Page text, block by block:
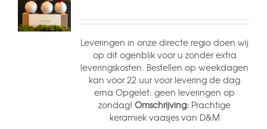
Leveringen in onze directe regio doen wij
op dit ogenblik voor u zonder extra
leveringskosten. Bestellen op weekdagen
kan voor 22 uur voor levering de dag
erna Opgelet: geen leveringen op
zondag!Omschrijving: Prachtige
keramiek vaasjes van D&M